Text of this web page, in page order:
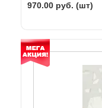
970.00 руб. (шт)